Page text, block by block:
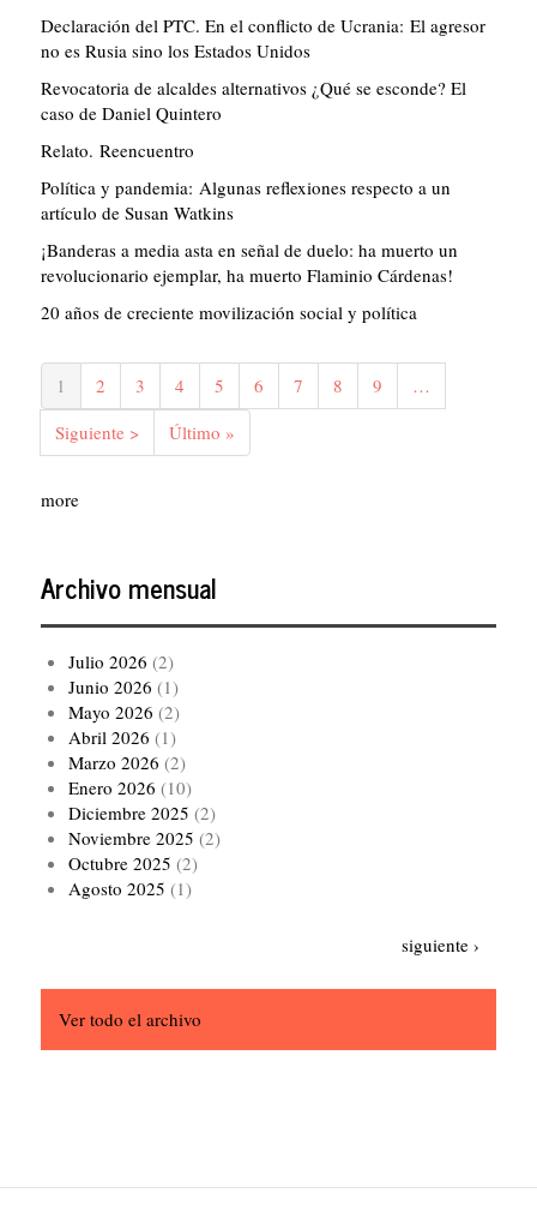
Declaración del PTC. En el conflicto de Ucrania: El agresor
no es Rusia sino los Estados Unidos
Revocatoria de alcaldes alternativos ¿Qué se esconde? El
caso de Daniel Quintero
Relato. Reencuentro
Política y pandemia: Algunas reflexiones respecto a un
artículo de Susan Watkins
¡Banderas a media asta en señal de duelo: ha muerto un
revolucionario ejemplar, ha muerto Flaminio Cárdenas!
20 años de creciente movilización social y política
Paginación
Página
actual
1 Página
2 Página
3 Página
4 Página
5 Página
6 Página
7 Página
8 Página
9
…
Siguiente
página
Siguiente >
Última
página
Último »
more
Archivo mensual
Julio 2026 (2)
Junio 2026 (1)
Mayo 2026 (2)
Abril 2026 (1)
Marzo 2026 (2)
Enero 2026 (10)
Diciembre 2025 (2)
Noviembre 2025 (2)
Octubre 2025 (2)
Agosto 2025 (1)
Siguiente
siguiente ›
Ver todo el archivo